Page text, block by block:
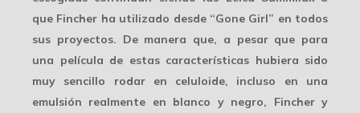
que Fincher ha utilizado desde “Gone Girl” en todos
sus proyectos. De manera que, a pesar que para
una película de estas características hubiera sido
muy sencillo rodar en celuloide, incluso en una
emulsión realmente en blanco y negro, Fincher y